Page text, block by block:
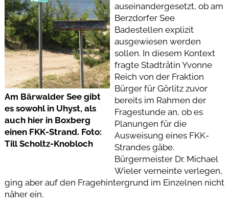
Am Bärwalder See gibt
es sowohl in Uhyst, als
auch hier in Boxberg
einen FKK-Strand. Foto:
Till Scholtz-Knobloch
auseinandergesetzt, ob am
Berzdorfer See
Badestellen explizit
ausgewiesen werden
sollen. In diesem Kontext
fragte Stadträtin Yvonne
Reich von der Fraktion
Bürger für Görlitz zuvor
bereits im Rahmen der
Fragestunde an, ob es
Planungen für die
Ausweisung eines FKK-
Strandes gäbe.
Bürgermeister Dr. Michael
Wieler verneinte verlegen,
ging aber auf den Fragehintergrund im Einzelnen nicht
näher ein.